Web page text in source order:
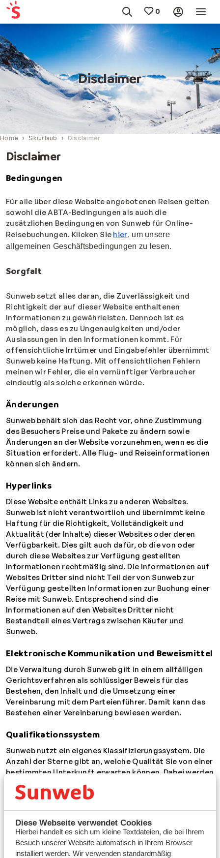
Diese Webseite verwendet Cookies
Hierbei handelt es sich um kleine Textdateien, die bei Ihrem
Besuch unserer Website automatisch in Ihrem Browser
installiert werden. Wir verwenden standardmäßig
Disclaimer
Home Skiurlaub Disclaimer
Disclaimer
Bedingungen
Für alle über diese Website angebotenen Reisen gelten
sowohl die ABTA-Bedingungen als auch die
zusätzlichen Bedingungen von Sunweb für Online-
Reisebuchungen. Klicken Sie hier, um unsere
allgemeinen Geschäftsbedingungen zu lesen.
Sorgfalt
Sunweb setzt alles daran, die Zuverlässigkeit und
Richtigkeit der auf dieser Website enthaltenen
Informationen zu gewährleisten. Dennoch ist es
möglich, dass es zu Ungenauigkeiten und/oder
Auslassungen in den Informationen kommt. Für
offensichtliche Irrtümer und Eingabefehler übernimmt
Sunweb keine Haftung. Mit offensichtlichen Fehlern
meinen wir Fehler, die ein vernünftiger Verbraucher
eindeutig als solche erkennen würde.
Änderungen
Sunweb behält sich das Recht vor, ohne Zustimmung
des Besuchers Preise und Pakete zu ändern sowie
Änderungen an der Website vorzunehmen, wenn es die
Situation erfordert. Alle Flug- und Reiseinformationen
können sich ändern.
Hyperlinks
Diese Website enthält Links zu anderen Websites.
Sunweb ist nicht verantwortlich und übernimmt keine
Haftung für die Richtigkeit, Vollständigkeit und
Aktualität (der Inhalte) dieser Websites oder deren
Verfügbarkeit. Dies gilt auch dafür, ob die von oder
durch diese Websites zur Verfügung gestellten
Informationen rechtmäßig sind. Die Informationen auf
Websites Dritter sind nicht Teil der von Sunweb zur
Verfügung gestellten Informationen zur Buchung einer
Reise mit Sunweb. Entsprechend sind die
Informationen auf den Websites Dritter nicht
Bestandteil eines Vertrags zwischen Käufer und
Sunweb.
Elektronische Kommunikation und Beweismittel
Die Verwaltung durch Sunweb gilt in einem allfälligen
Gerichtsverfahren als schlüssiger Beweis für das
Bestehen, den Inhalt und die Umsetzung einer
Vereinbarung mit dem Parteienführer. Damit kann das
Bestehen einer Vereinbarung bewiesen werden.
Qualifikationssystem
Sunweb nutzt ein eigenes Klassifizierungssystem. Die
Anzahl der Sterne gibt an, welche Qualität Sie von einer
bestimmten Unterkunft erwarten können. Dabei werden
nicht nur die Ausstattung der Unterkunft und die
Aufteilung der Zimmer und Appartements
Gäste gezeigt haben.
Veröffentlichung